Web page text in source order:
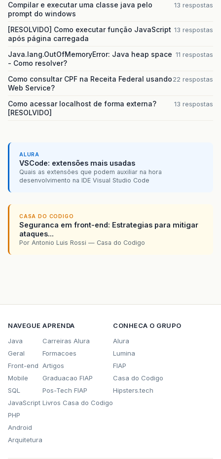
Compilar e executar uma classe java pelo
prompt do windows
13 respostas
[RESOLVIDO] Como executar função JavaScript
após página carregada
13 respostas
Java.lang.OutOfMemoryError: Java heap space
- Como resolver?
11 respostas
Como consultar CPF na Receita Federal usando
Web Service?
22 respostas
Como acessar localhost de forma externa?
[RESOLVIDO]
13 respostas
ALURA
VSCode: extensões mais usadas
Quais as extensões que podem auxiliar na hora
desenvolvimento na IDE Visual Studio Code
CASA DO CODIGO
Seguranca em front-end: Estrategias para mitigar
ataques...
Por Antonio Luis Rossi — Casa do Codigo
NAVEGUE
Java
Geral
Front-end
Mobile
SQL
JavaScript
PHP
Android
Arquitetura
APRENDA
Carreiras Alura
Formacoes
Artigos
Graduacao FIAP
Pos-Tech FIAP
Livros Casa do Codigo
CONHECA O GRUPO
Alura
Lumina
FIAP
Casa do Codigo
Hipsters.tech